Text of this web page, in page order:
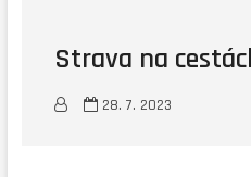
Strava na
28. 7. 2023